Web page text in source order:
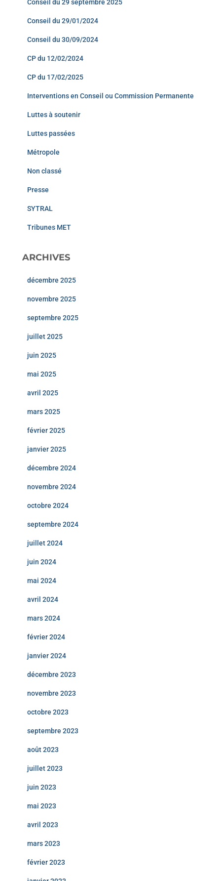
Conseil du 29 septembre 2025
Conseil du 29/01/2024
Conseil du 30/09/2024
CP du 12/02/2024
CP du 17/02/2025
Interventions en Conseil ou Commission Permanente
Luttes à soutenir
Luttes passées
Métropole
Non classé
Presse
SYTRAL
Tribunes MET
ARCHIVES
décembre 2025
novembre 2025
septembre 2025
juillet 2025
juin 2025
mai 2025
avril 2025
mars 2025
février 2025
janvier 2025
décembre 2024
novembre 2024
octobre 2024
septembre 2024
juillet 2024
juin 2024
mai 2024
avril 2024
mars 2024
février 2024
janvier 2024
décembre 2023
novembre 2023
octobre 2023
septembre 2023
août 2023
juillet 2023
juin 2023
mai 2023
avril 2023
mars 2023
février 2023